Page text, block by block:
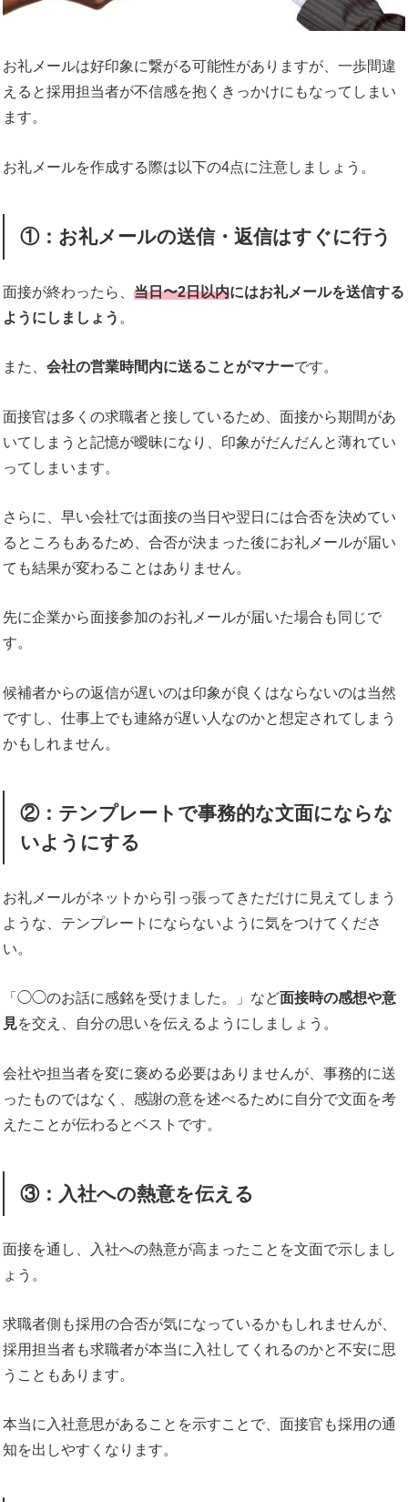
お礼メールは好印象に繋がる可能性がありますが、一歩間違
えると採用担当者が不信感を抱くきっかけにもなってしまい
ます。
お礼メールを作成する際は以下の4点に注意しましょう。
①：お礼メールの送信・返信はすぐに行う
面接が終わったら、 当日〜2日以内にはお礼メールを送信する
ようにしましょう 。
また、 会社の営業時間内に送ることがマナーです。
面接官は多くの求職者と接しているため、面接から期間があ
いてしまうと記憶が曖昧になり、印象がだんだんと薄れてい
ってしまいます。
さらに、早い会社では面接の当日や翌日には合否を決めてい
るところもあるため、合否が決まった後にお礼メールが届い
ても結果が変わることはありません。
先に企業から面接参加のお礼メールが届いた場合も同じで
す。
候補者からの返信が遅いのは印象が良くはならないのは当然
ですし、仕事上でも連絡が遅い人なのかと想定されてしまう
かもしれません。
②：テンプレートで事務的な文面にならな
いようにする
お礼メールがネットから引っ張ってきただけに見えてしまう
ような、テンプレートにならないように気をつけてくださ
い。
「◯◯のお話に感銘を受けました。」など面接時の感想や意
見を交え、自分の思いを伝えるようにしましょう。
会社や担当者を変に褒める必要はありませんが、事務的に送
ったものではなく、感謝の意を述べるために自分で文面を考
えたことが伝わるとベストです。
③：入社への熱意を伝える
面接を通し、入社への熱意が高まったことを文面で示しまし
ょう。
求職者側も採用の合否が気になっているかもしれませんが、
採用担当者も求職者が本当に入社してくれるのかと不安に思
うこともあります。
本当に入社意思があることを示すことで、面接官も採用の通
知を出しやすくなります。